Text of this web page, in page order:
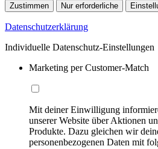
Zustimmen Nur erforderliche
Datenschutzerklärung
Individuelle Datenschutz-Einstellungen
Marketing per Customer-Match
Mit deiner Einwilligung
unserer Website über Aktionen
Produkte. Dazu gleichen wir
personenbezogenen Daten mit